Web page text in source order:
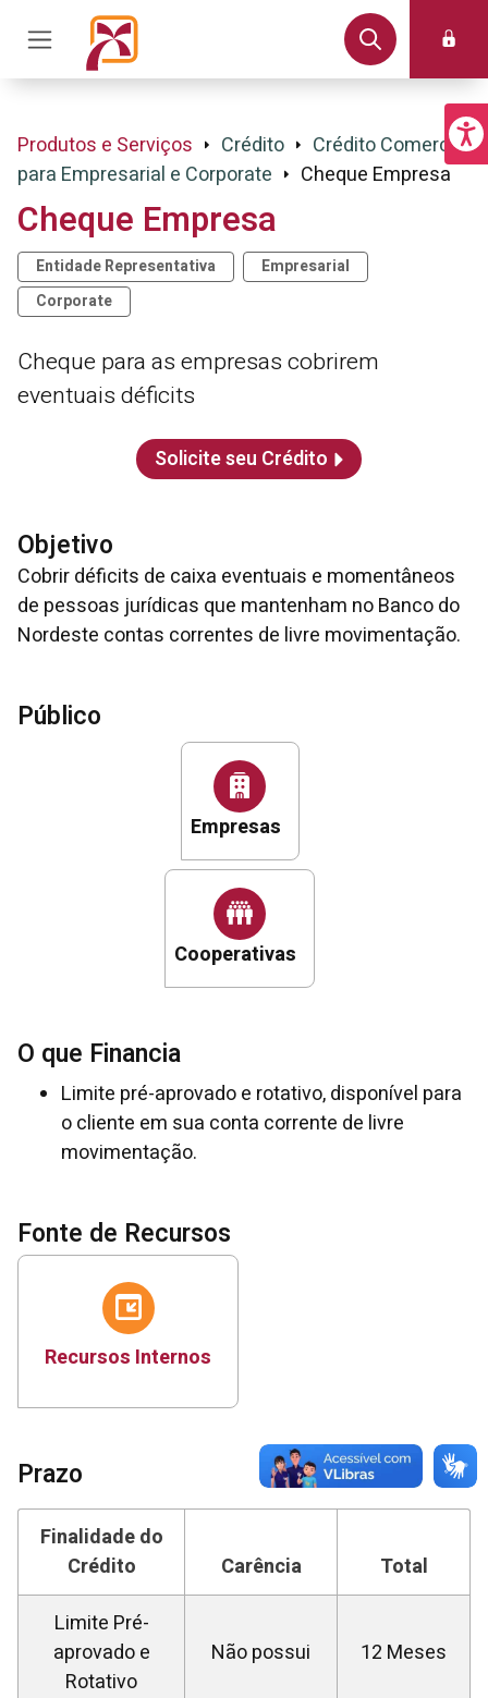
Produtos e Serviços Crédito
Crédito Comercial
para Empresarial e Corporate
Cheque Empresa
Cheque Empresa
Entidade Representativa
Empresarial
Corporate
Cheque para as empresas cobrirem
eventuais déficits
Solicite seu Crédito
Objetivo
Cobrir déficits de caixa eventuais e momentâneos
de pessoas jurídicas que mantenham no Banco do
Nordeste contas correntes de livre movimentação.
Público
Empresas
Cooperativas
O que Financia
Limite pré-aprovado e rotativo, disponível para
o cliente em sua conta corrente de livre
movimentação.
Fonte de Recursos
Recursos Internos
Prazo
Finalidade do
Crédito
Carência
Total
Limite Pré-
aprovado e
Rotativo
Não possui 12 Meses